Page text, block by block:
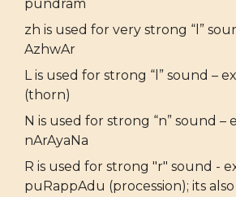
pundram
zh is used for very strong “l”
AzhwAr
L is used for strong “l” sound –
(thorn)
N is used for strong “n” sound –
nArAyaNa
R is used for strong "r" sound -
puRappAdu (procession); its